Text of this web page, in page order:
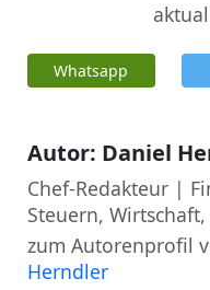
Whatsapp
Autor: Daniel
Chef-Redakteur |
Steuern,
zum Autorenprofil
Herndler